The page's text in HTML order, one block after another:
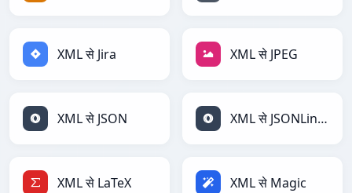
XML से Jira XML से JPEG
XML से JSON XML से JSONLines
XML से LaTeX XML से Magic